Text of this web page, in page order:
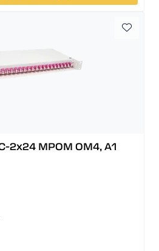
2x24 MPOM OM4, A1